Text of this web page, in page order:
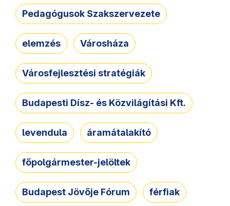
Pedagógusok Szakszervezete
elemzés Városháza
Városfejlesztési stratégiák
Budapesti Dísz- és Közvilágítási Kft.
levendula áramátalakító
főpolgármester-jelöltek
Budapest Jövője Fórum férfiak